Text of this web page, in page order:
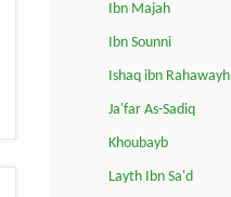
Ibn Majah
Ibn Sounni
Ishaq ibn Rahawayh
Ja'far As-Sadiq
Khoubayb
Layth Ibn Sa'd